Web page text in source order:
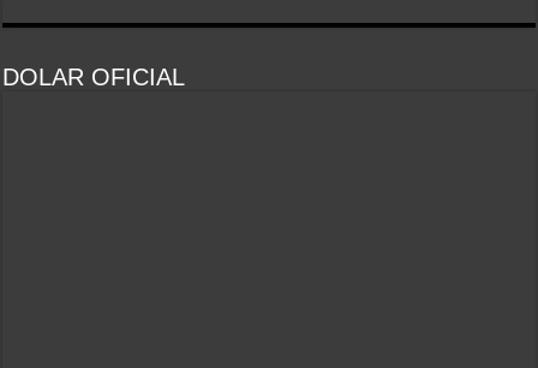
DOLAR OFICIAL